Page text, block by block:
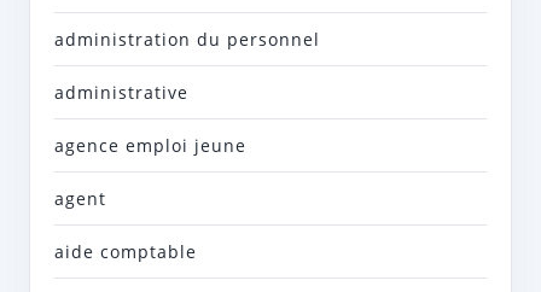
administration du personnel
administrative
agence emploi jeune
agent
aide comptable